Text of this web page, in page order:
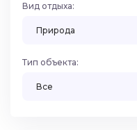
Вид отдыха:
Природа
Тип объекта:
Все